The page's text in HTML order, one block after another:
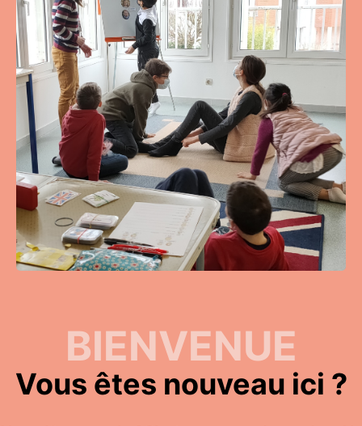
BIENVENUE
Vous êtes nouveau ici ?